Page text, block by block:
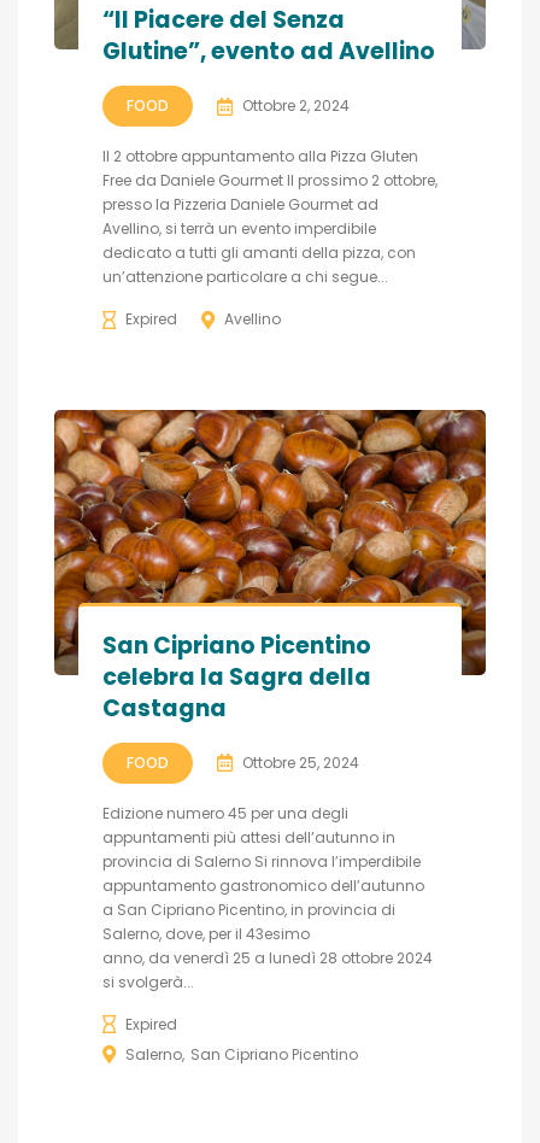
“Il Piacere del Senza
Glutine”, evento ad Avellino
FOOD Ottobre 2, 2024
Il 2 ottobre appuntamento alla Pizza Gluten
Free da Daniele Gourmet Il prossimo 2 ottobre,
presso la Pizzeria Daniele Gourmet ad
Avellino, si terrà un evento imperdibile
dedicato a tutti gli amanti della pizza, con
un’attenzione particolare a chi segue...
Expired Avellino
San Cipriano Picentino
celebra la Sagra della
Castagna
FOOD Ottobre 25, 2024
Edizione numero 45 per una degli
appuntamenti più attesi dell’autunno in
provincia di Salerno Si rinnova l’imperdibile
appuntamento gastronomico dell’autunno
a San Cipriano Picentino, in provincia di
Salerno, dove, per il 43esimo
anno, da venerdì 25 a lunedì 28 ottobre 2024
si svolgerà...
Expired
Salerno San Cipriano Picentino